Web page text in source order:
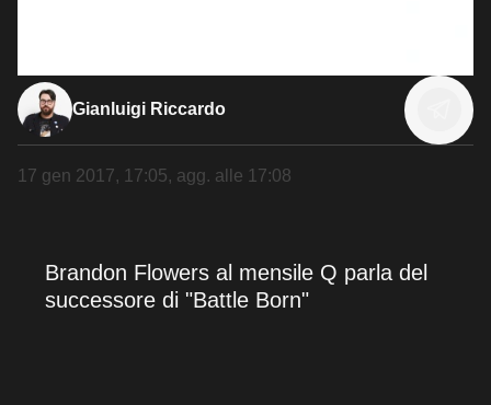
Gianluigi Riccardo
17 gen 2017, 17:05, agg. alle 17:08
Brandon Flowers al mensile Q parla del
successore di "Battle Born"